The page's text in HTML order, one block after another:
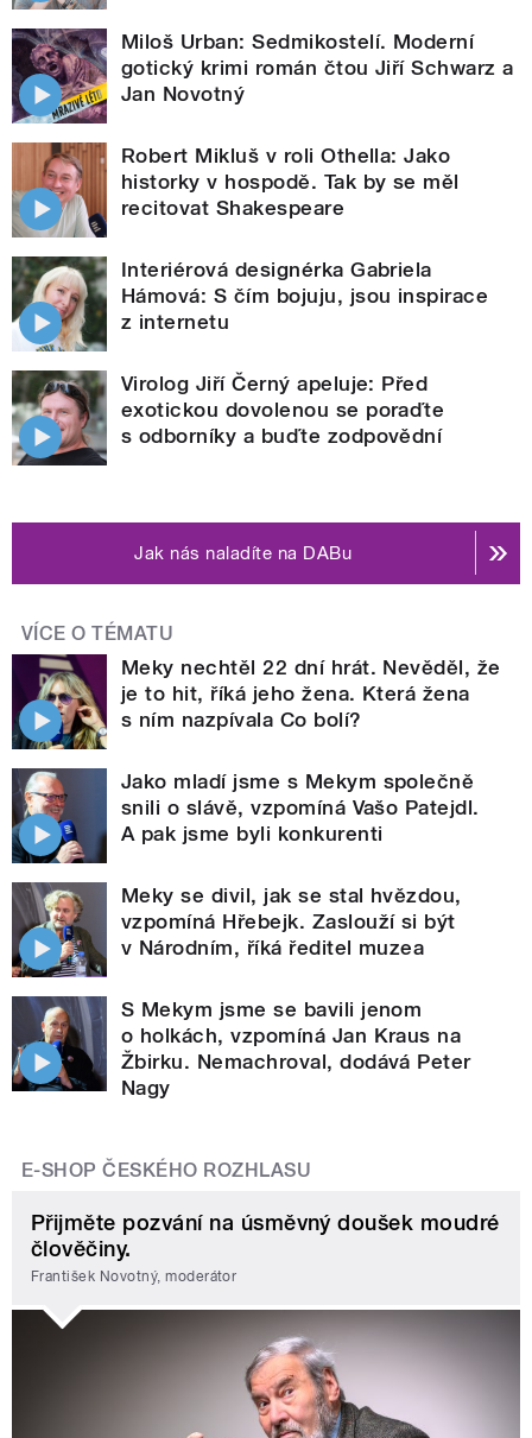
Miloš Urban: Sedmikostelí. Moderní
gotický krimi román čtou Jiří Schwarz a
Jan Novotný
Robert Mikluš v roli Othella: Jako
historky v hospodě. Tak by se měl
recitovat Shakespeare
Interiérová designérka Gabriela
Hámová: S čím bojuju, jsou inspirace
z internetu
Virolog Jiří Černý apeluje: Před
exotickou dovolenou se poraďte
s odborníky a buďte zodpovědní
Jak nás naladíte na DABu
VÍCE O TÉMATU
Meky nechtěl 22 dní hrát. Nevěděl, že
je to hit, říká jeho žena. Která žena
s ním nazpívala Co bolí?
Jako mladí jsme s Mekym společně
snili o slávě, vzpomíná Vašo Patejdl.
A pak jsme byli konkurenti
Meky se divil, jak se stal hvězdou,
vzpomíná Hřebejk. Zaslouží si být
v Národním, říká ředitel muzea
S Mekym jsme se bavili jenom
o holkách, vzpomíná Jan Kraus na
Žbirku. Nemachroval, dodává Peter
Nagy
E-SHOP ČESKÉHO ROZHLASU
Přijměte pozvání na úsměvný doušek moudré
člověčiny.
František Novotný, moderátor